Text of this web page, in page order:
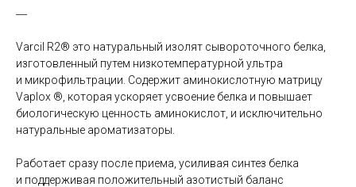
―
Varcil R2® это натуральный изолят сывороточного белка,
изготовленный путем низкотемпературной ультра
и микрофильтрации. Содержит аминокислотную матрицу
Vaplox ®, которая ускоряет усвоение белка и повышает
биологическую ценность аминокислот, и исключительно
натуральные ароматизаторы.
Работает сразу после приема, усиливая синтез белка
и поддерживая положительный азотистый баланс